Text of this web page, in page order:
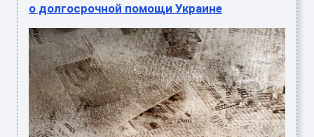
о долгосрочной помощи Украине